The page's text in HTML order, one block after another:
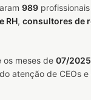
989
RH, consultores de
os meses de 07/
atenção de CEOs